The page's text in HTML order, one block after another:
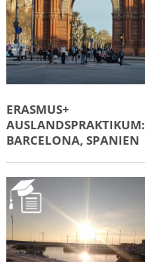
ERASMUS+
AUSLANDSPRAKTIKUM:
BARCELONA, SPANIEN